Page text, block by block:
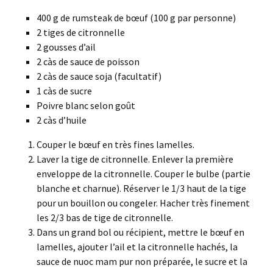
400 g de rumsteak de bœuf (100 g par personne)
2 tiges de citronnelle
2 gousses d’ail
2 càs de sauce de poisson
2 càs de sauce soja (facultatif)
1 càs de sucre
Poivre blanc selon goût
2 càs d’huile
Couper le bœuf en très fines lamelles.
Laver la tige de citronnelle. Enlever la première
enveloppe de la citronnelle. Couper le bulbe (partie
blanche et charnue). Réserver le 1/3 haut de la tige
pour un bouillon ou congeler. Hacher très finement
les 2/3 bas de tige de citronnelle.
Dans un grand bol ou récipient, mettre le bœuf en
lamelles, ajouter l’ail et la citronnelle hachés, la
sauce de nuoc mam pur non préparée, le sucre et la